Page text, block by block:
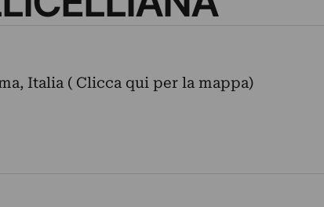
Italia ( Clicca qui per la mappa)